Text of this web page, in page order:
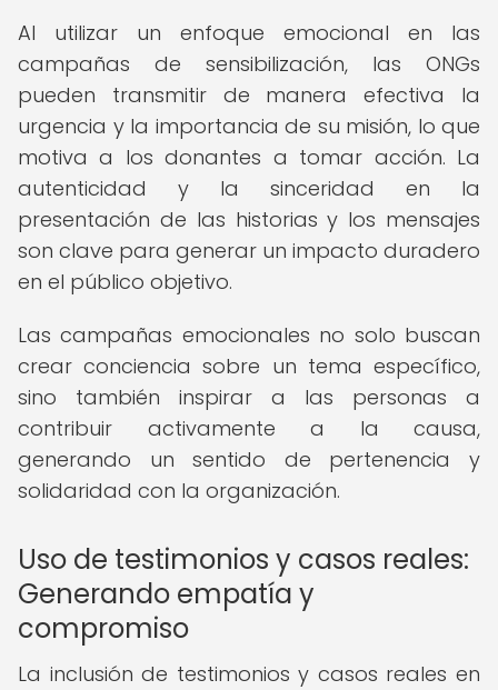
Al utilizar un enfoque emocional en las
campañas de sensibilización, las ONGs
pueden transmitir de manera efectiva la
urgencia y la importancia de su misión, lo que
motiva a los donantes a tomar acción. La
autenticidad y la sinceridad en la
presentación de las historias y los mensajes
son clave para generar un impacto duradero
en el público objetivo.
Las campañas emocionales no solo buscan
crear conciencia sobre un tema específico,
sino también inspirar a las personas a
contribuir activamente a la causa,
generando un sentido de pertenencia y
solidaridad con la organización.
Uso de testimonios y casos reales:
Generando empatía y
compromiso
La inclusión de testimonios y casos reales en